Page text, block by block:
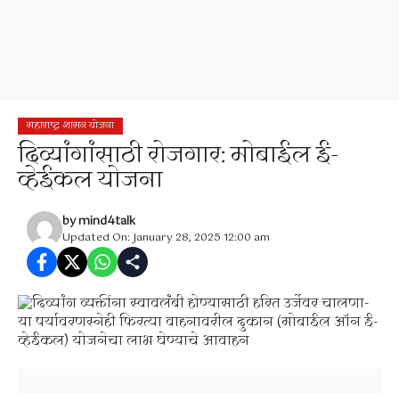
महाराष्ट्र शासन योजना
दिव्यांगांसाठी रोजगार: मोबाईल ई-
व्हेईकल योजना
bymind4talk
Updated On: January 28, 2025 12:00 am